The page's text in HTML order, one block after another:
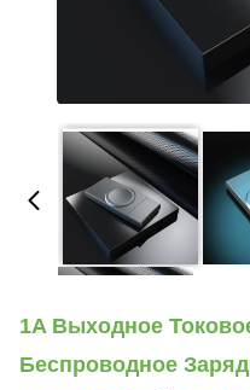
1A Выходное
Беспроводное